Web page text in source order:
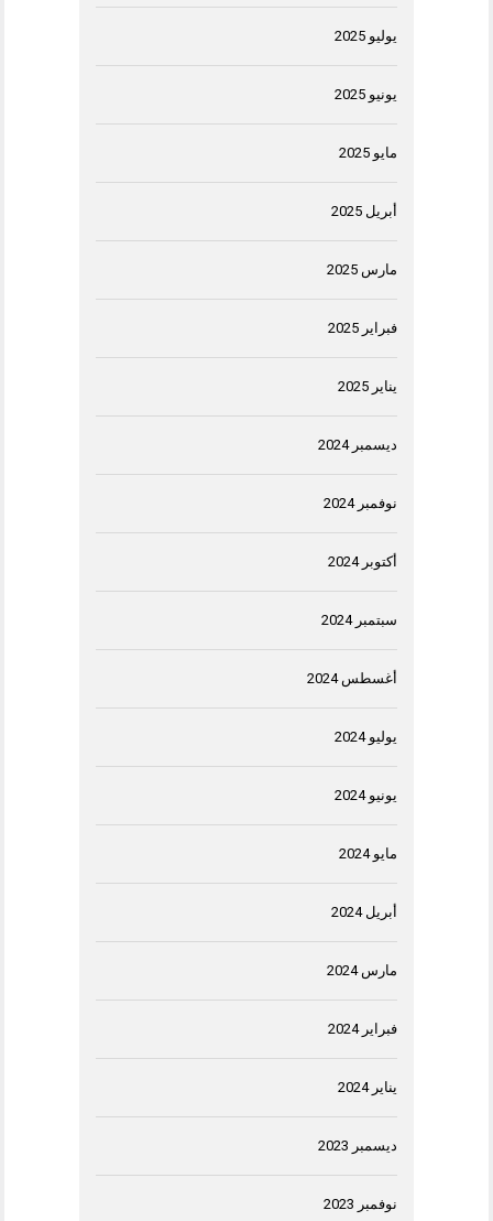
يوليو 2025
يونيو 2025
مايو 2025
أبريل 2025
مارس 2025
فبراير 2025
يناير 2025
ديسمبر 2024
نوفمبر 2024
أكتوبر 2024
سبتمبر 2024
أغسطس 2024
يوليو 2024
يونيو 2024
مايو 2024
أبريل 2024
مارس 2024
فبراير 2024
يناير 2024
ديسمبر 2023
نوفمبر 2023